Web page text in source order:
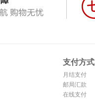
支付方式
月结支付
邮局汇款
在线支付